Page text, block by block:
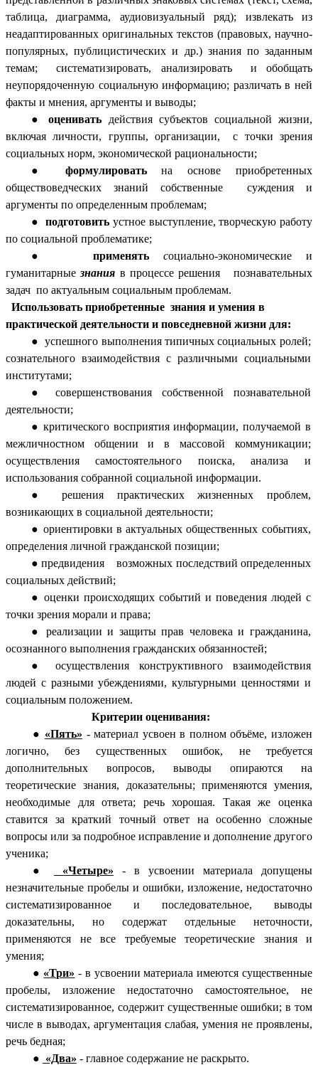
таблица, диаграмма, аудиовизуальный ряд); извлекать из
неадаптированных оригинальных текстов (правовых, научно-
популярных, публицистических и др.) знания по заданным
темам; систематизировать, анализировать и обобщать
неупорядоченную социальную информацию; различать в ней
факты и мнения, аргументы и выводы;
оценивать действия субъектов социальной жизни,
включая личности, группы, организации, с точки зрения
социальных норм, экономической рациональности;
формулироватьна основе приобретенных
обществоведческих знаний собственные суждения и
аргументы по определенным проблемам;
подготовить устное выступление, творческую работу
по социальной проблематике;
применять социально-экономические и
гуманитарныезнания в процессе решения познавательных
задач по актуальным социальным проблемам.
Использовать приобретенные знания и умения в
практической деятельности и повседневной жизни для:
успешного выполнения типичных социальных ролей;
сознательного взаимодействия с различными социальными
институтами;
совершенствования собственной познавательной
деятельности;
критического восприятия информации, получаемой в
межличностном общении и в массовой коммуникации;
осуществления самостоятельного поиска, анализа и
использования собранной социальной информации.
решения практических жизненных проблем,
возникающих в социальной деятельности;
ориентировки в актуальных общественных событиях,
определения личной гражданской позиции;
предвидения возможных последствий определенных
социальных действий;
оценки происходящих событий и поведения людей с
точки зрения морали и права;
реализации и защиты прав человека и гражданина,
осознанного выполнения гражданских обязанностей;
осуществления конструктивного взаимодействия
людей с разными убеждениями, культурными ценностями и
социальным положением.
Критерии оценивания:
«Пять» - материал усвоен в полном объёме, изложен
логично, без существенных ошибок, не требуется
дополнительных вопросов, выводы опираются на
теоретические знания, доказательны; применяются умения,
необходимые для ответа; речь хорошая. Такая же оценка
ставится за краткий точный ответ на особенно сложные
вопросы или за подробное исправление и дополнение другого
ученика;
«Четыре» - в усвоении материала допущены
незначительные пробелы и ошибки, изложение, недостаточно
систематизированное и последовательное, выводы
доказательны, но содержат отдельные неточности,
применяются не все требуемые теоретические знания и
умения;
«Три» - в усвоении материала имеются существенные
пробелы, изложение недостаточно самостоятельное, не
систематизированное, содержит существенные ошибки; в том
числе в выводах, аргументация слабая, умения не проявлены,
речь бедная;
«Два» - главное содержание не раскрыто.